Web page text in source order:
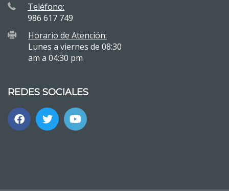
Teléfono:
986 617 749
Horario de Atención:
Lunes a viernes de 08:30
am a 04:30 pm
REDES SOCIALES